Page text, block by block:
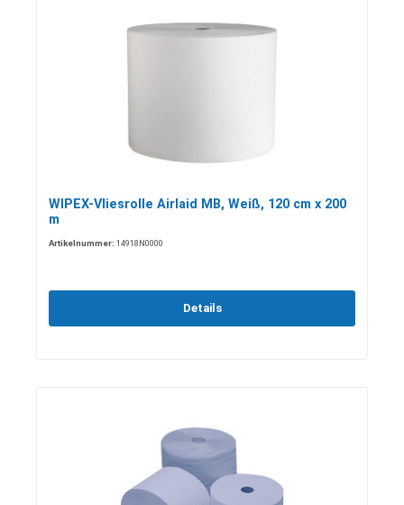
WIPEX-Vliesrolle Airlaid MB, Weiß, 120 cm x 200
m
Artikelnummer: 14918N0000
Details